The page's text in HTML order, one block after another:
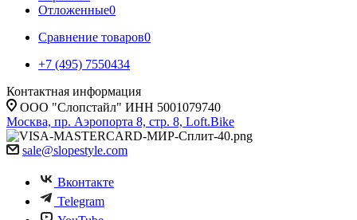
Отложенные0
Сравнение товаров0
+7 (495) 7550434
Контактная информация
ООО "Слопстайл" ИНН 5001079740
Москва, пр. Аэропорта 8, стр. 8, Loft.Bike
sale@slopestyle.com
Вконтакте
Telegram